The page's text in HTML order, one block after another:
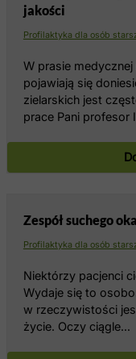
jakości
Profilaktyka dla osób
W prasie
pojawiają się
zielarskich jest
prace Pani profesor
Zespół suchego oka
Profilaktyka dla osób
Niektórzy pacjenci
Wydaje się to
w rzeczywistości
życie. Oczy ciągle…